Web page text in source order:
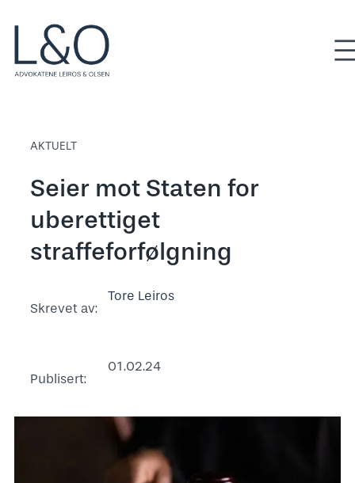
innhold
AKTUELT
Seier mot Staten for
uberettiget
straffeforfølgning
Skrevet av:
Tore Leiros
Publisert:
01.02.24